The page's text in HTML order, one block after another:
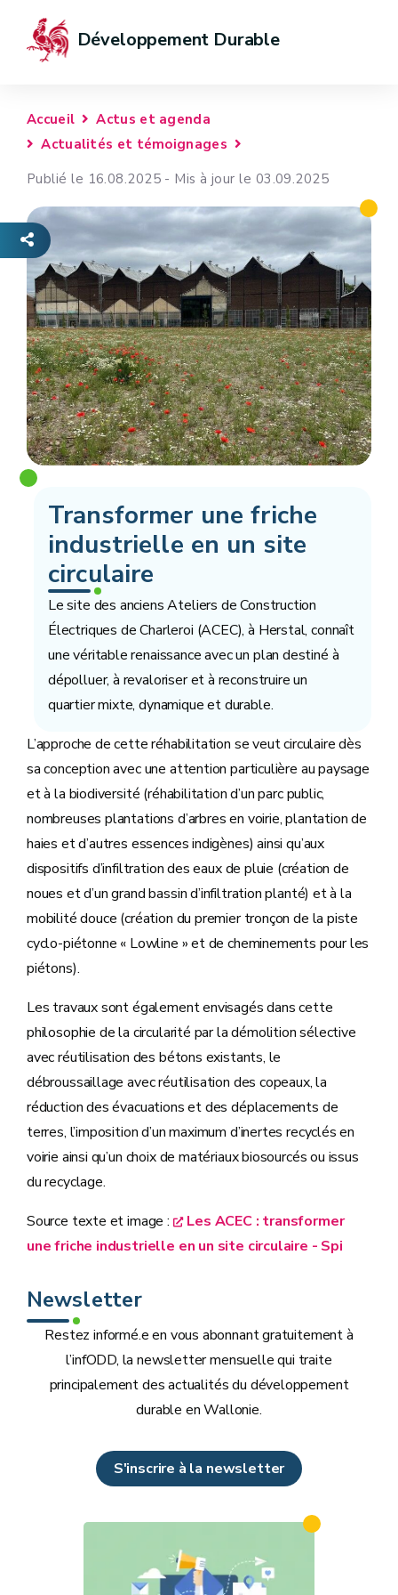
Développement Durable
Accueil
Actus et agenda
Actualités et témoignages
Publié le 16.08.2025 - Mis à jour le 03.09.2025
Transformer une friche
industrielle en un site
circulaire
Le site des anciens Ateliers de Construction
Électriques de Charleroi (ACEC), à Herstal, connaît
une véritable renaissance avec un plan destiné à
dépolluer, à revaloriser et à reconstruire un
quartier mixte, dynamique et durable.
L’approche de cette réhabilitation se veut circulaire dès
sa conception avec une attention particulière au paysage
et à la biodiversité (réhabilitation d’un parc public,
nombreuses plantations d’arbres en voirie, plantation de
haies et d’autres essences indigènes) ainsi qu’aux
dispositifs d’infiltration des eaux de pluie (création de
noues et d’un grand bassin d’infiltration planté) et à la
mobilité douce (création du premier tronçon de la piste
cyclo-piétonne « Lowline » et de cheminements pour les
piétons).
Les travaux sont également envisagés dans cette
philosophie de la circularité par la démolition sélective
avec réutilisation des bétons existants, le
débroussaillage avec réutilisation des copeaux, la
réduction des évacuations et des déplacements de
terres, l’imposition d’un maximum d’inertes recyclés en
voirie ainsi qu’un choix de matériaux biosourcés ou issus
du recyclage.
Source texte et image :
Les ACEC : transformer
une friche industrielle en un site circulaire - Spi
Newsletter
Restez informé.e en vous abonnant gratuitement à
l’infODD, la newsletter mensuelle qui traite
principalement des actualités du développement
durable en Wallonie.
S'inscrire à la newsletter